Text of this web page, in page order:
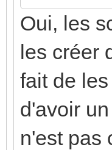
Oui, les
les créer
fait de
d'avoir
n'est pas